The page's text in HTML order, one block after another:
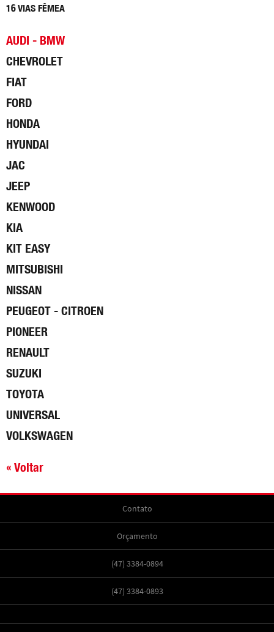
16 VIAS FÊMEA
AUDI - BMW
CHEVROLET
FIAT
FORD
HONDA
HYUNDAI
JAC
JEEP
KENWOOD
KIA
KIT EASY
MITSUBISHI
NISSAN
PEUGEOT - CITROEN
PIONEER
RENAULT
SUZUKI
TOYOTA
UNIVERSAL
VOLKSWAGEN
« Voltar
Contato
Orçamento
(47) 3384-0894
(47) 3384-0893